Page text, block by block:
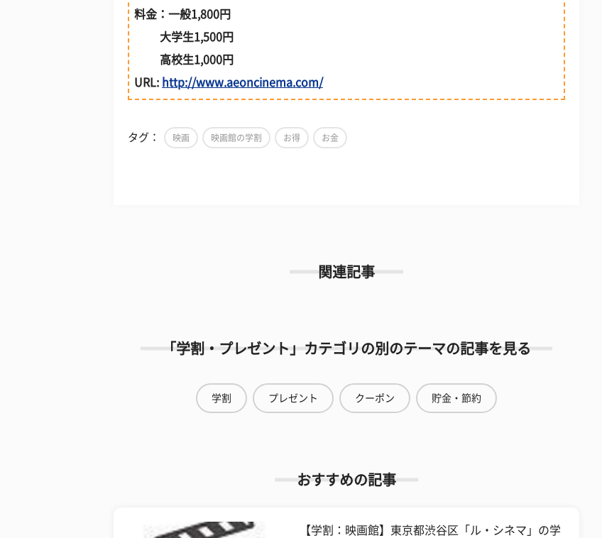
料金：一般1,800円
大学生1,500円
高校生1,000円
URL: http://www.aeoncinema.com/
タグ： 映画 映画館の学割 お得 お金
関連記事
「学割・プレゼント」カテゴリの別のテーマの記事を見る
学割 プレゼント クーポン 貯金・節約
おすすめの記事
【学割：映画館】東京都渋谷区「ル・シネマ」の学